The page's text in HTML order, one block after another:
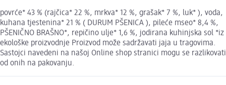
povrće* 43 % (rajčica* 22 %, mrkva* 12 %, grašak* 7 %, luk* ), voda,
kuhana tjestenina* 21 % ( DURUM PŠENICA ), pileće mseo* 8,4 %,
PŠENIČNO BRAŠNO*, repičino ulje* 1,6 %, jodirana kuhinjska sol *iz
ekološke proizvodnje Proizvod može sadržavati jaja u tragovima.
Sastojci navedeni na našoj Online shop stranici mogu se razlikovati
od onih na pakovanju.